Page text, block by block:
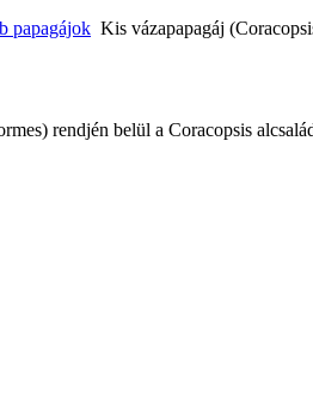
papagájok Kis vázapapagáj
rendjén belül a Coracopsis